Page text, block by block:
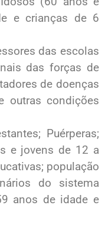
e crianças de 6
das escolas
das forças de
de doenças
outras condições
Puérperas;
e jovens de 12 a
população
do sistema
anos de idade e